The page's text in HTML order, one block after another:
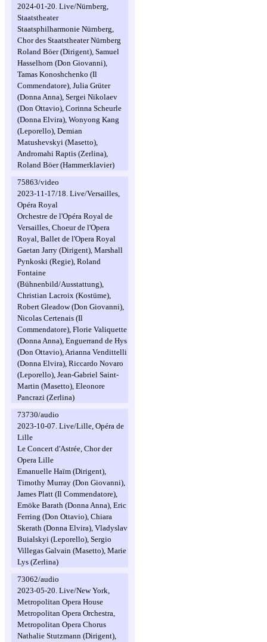
2024-01-20. Live/Nürnberg,
Staatstheater
Staatsphilharmonie Nürnberg,
Chor des Staatstheater Nürnberg
Roland Böer (Dirigent), Samuel
Hasselhorn (Don Giovanni),
Tamas Konoshchenko (Il
Commendatore), Julia Grüter
(Donna Anna), Sergei Nikolaev
(Don Ottavio), Corinna Scheurle
(Donna Elvira), Wonyong Kang
(Leporello), Demian
Matushevskyi (Masetto),
Andromahi Raptis (Zerlina),
Roland Böer (Hammerklavier)
75863/video
2023-11-17/18. Live/Versailles,
Opéra Royal
Orchestre de l'Opéra Royal de
Versailles, Choeur de l'Opera
Royal, Ballet de l'Opera Royal
Gaetan Jarry (Dirigent), Marshall
Pynkoski (Regie), Roland
Fontaine
(Bühnenbild/Ausstattung),
Christian Lacroix (Kostüme),
Robert Gleadow (Don Giovanni),
Nicolas Certenais (Il
Commendatore), Florie Valiquette
(Donna Anna), Enguerrand de Hys
(Don Ottavio), Arianna Vendittelli
(Donna Elvira), Riccardo Novaro
(Leporello), Jean-Gabriel Saint-
Martin (Masetto), Eleonore
Pancrazi (Zerlina)
73730/audio
2023-10-07. Live/Lille, Opéra de
Lille
Le Concert d'Astrée, Chor der
Opera Lille
Emanuelle Haïm (Dirigent),
Timothy Murray (Don Giovanni),
James Platt (Il Commendatore),
Emöke Barath (Donna Anna), Eric
Ferring (Don Ottavio), Chiara
Skerath (Donna Elvira), Vladyslav
Buialskyi (Leporello), Sergio
Villegas Galvain (Masetto), Marie
Lys (Zerlina)
73062/audio
2023-05-20. Live/New York,
Metropolitan Opera House
Metropolitan Opera Orchestra,
Metropolitan Opera Chorus
Nathalie Stutzmann (Dirigent),